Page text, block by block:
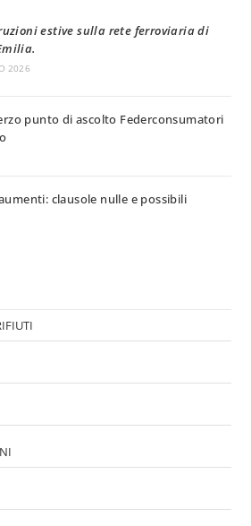
estive sulla rete ferroviaria di
2026
punto di ascolto Federconsumatori
clausole nulle e possibili